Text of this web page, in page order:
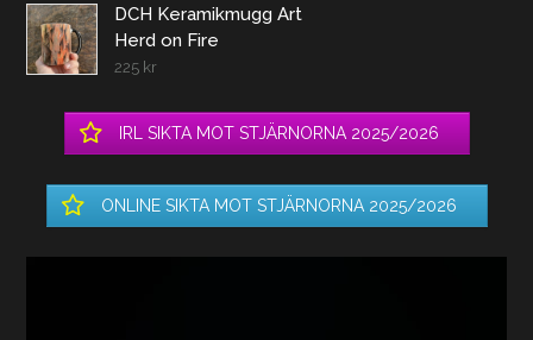
DCH Keramikmugg Art
Herd on Fire
225 kr
IRL SIKTA MOT STJÄRNORNA 2025/2026
ONLINE SIKTA MOT STJÄRNORNA 2025/2026